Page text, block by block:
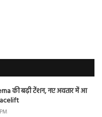
की बढ़ी टेंशन, नए अवतार में आ